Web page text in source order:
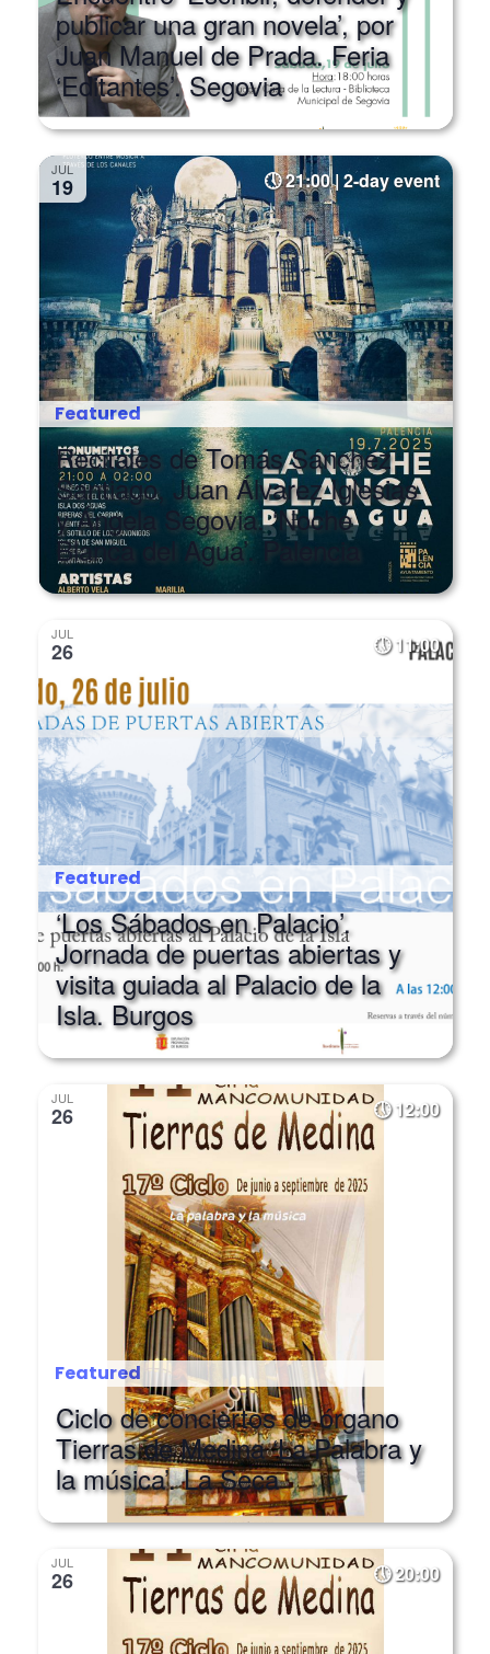
Juan Manuel de Prada. Feria
‘Editantes’. Segovia
JUL
19 21:00 | 2-day event
Featured
Recitales de Tomás Sánchez
Santiago, Juan Álvarez Iglesias
y Ángela Segovia. ‘Noche
Blanca del Agua’. Palencia
JUL
Featured
‘Los Sábados en Palacio’.
Jornada de puertas abiertas y
visita guiada al Palacio de la
Isla. Burgos
JUL
Featured
Ciclo de conciertos de órgano
Tierras de Medina ‘La Palabra y
la música’. La Seca
JUL